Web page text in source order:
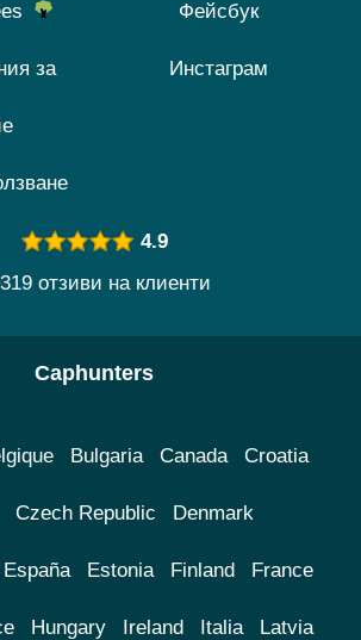
за
Фейсбук
Инстаграм
4.9
отзиви на клиенти
Caphunters
Bulgaria Canada Croatia
Czech Republic Denmark
España Estonia Finland France
Hungary Ireland Italia Latvia